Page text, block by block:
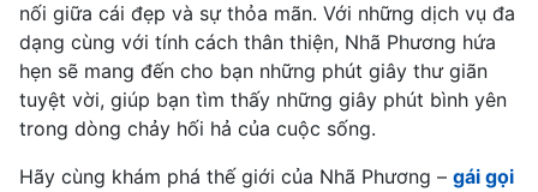
nối giữa cái đẹp và sự thỏa mãn. Với những dịch vụ đa
dạng cùng với tính cách thân thiện, Nhã Phương hứa
hẹn sẽ mang đến cho bạn những phút giây thư giãn
tuyệt vời, giúp bạn tìm thấy những giây phút bình yên
trong dòng chảy hối hả của cuộc sống.
Hãy cùng khám phá thế giới của Nhã Phương – gái gọi